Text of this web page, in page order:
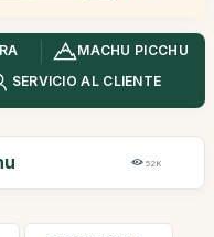
MACHU PICCHU
SERVICIO AL CLIENTE
52K